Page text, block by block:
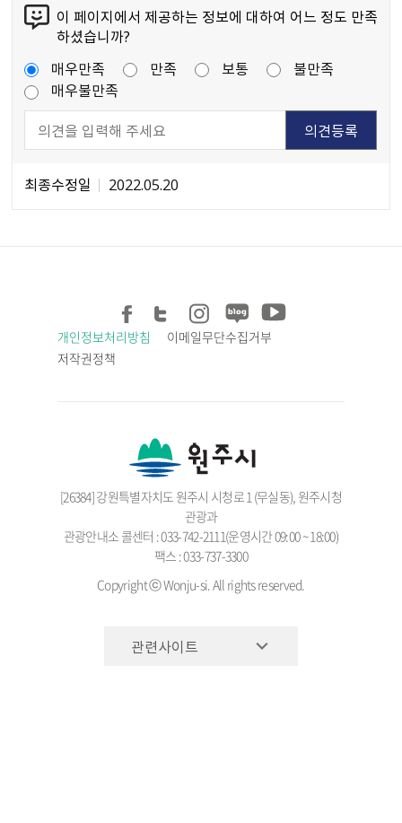
이 페이지에서 제공하는 정보에 대하여 어느 정도 만족
하셨습니까?
매우만족
만족 보통
불만족
매우불만족
최종수정일 2022.05.20
개인정보처리방침
이메일무단수집거부
저작권정책
[26384] 강원특별자치도 원주시 시청로 1 (무실동), 원주시청
관광과
관광안내소 콜센터 : 033-742-2111(운영시간 09:00 ~ 18:00)
팩스 : 033-737-3300
Copyright ⓒ Wonju-si. All rights reserved.
관련사이트